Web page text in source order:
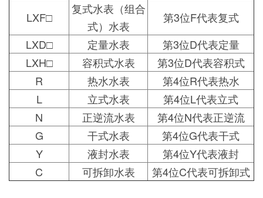
LXF□
复式水表（组合
式）水表
第3位F代表复式
LXD□
定量水表
第3位D代表定量
LXH□
容积式水表
第3位D代表容积式
R
热水水表
第4位R代表热水
L
立式水表
第4位L代表立式
N
正逆流水表
第4位N代表正逆流
G
干式水表
第4位G代表干式
Y
液封水表
第4位Y代表液封
C
可拆卸水表 第4位C代表可拆卸式